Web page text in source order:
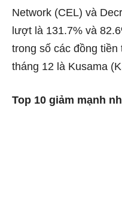
Network (CEL) và
lượt là 131.7% và
trong số các đồng
tháng 12 là Kusama
Top 10 giảm mạnh